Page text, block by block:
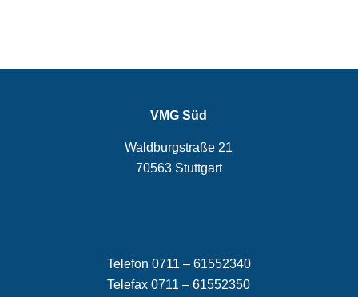
VMG Süd
Waldburgstraße 21
70563 Stuttgart
Telefon 0711 – 61552340
Telefax 0711 – 61552350